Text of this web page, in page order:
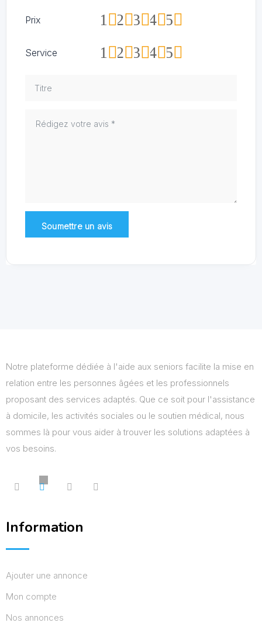
Prix 5
4
3
2
1
Service 5
4
3
2
1
Notre plateforme dédiée à l'aide aux seniors facilite la mise en
relation entre les personnes âgées et les professionnels
proposant des services adaptés. Que ce soit pour l'assistance
à domicile, les activités sociales ou le soutien médical, nous
sommes là pour vous aider à trouver les solutions adaptées à
vos besoins.
Information
Ajouter une annonce
Mon compte
Nos annonces